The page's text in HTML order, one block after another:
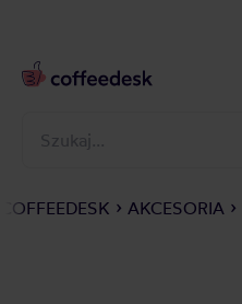
COFFEEDESK AKCESORIA